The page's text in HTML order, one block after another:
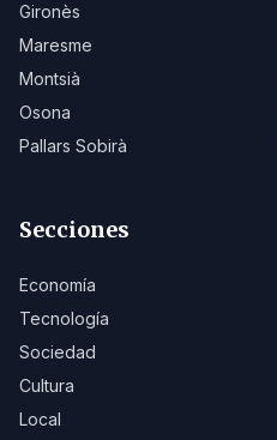
Gironès
Maresme
Montsià
Osona
Pallars Sobirà
Secciones
Economía
Tecnología
Sociedad
Cultura
Local